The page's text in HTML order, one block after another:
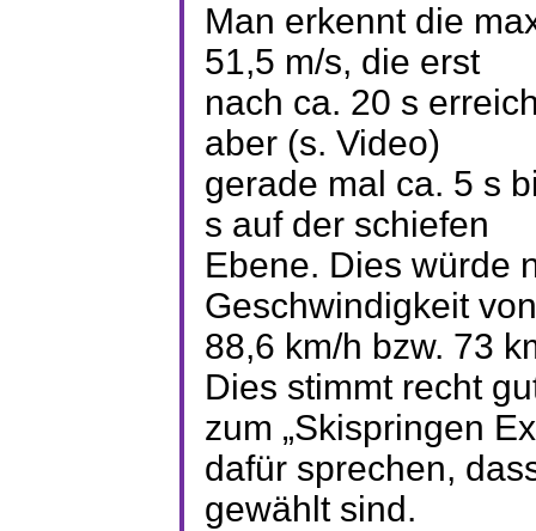
Man erkennt die
51,5 m/s, die erst
nach ca. 20 s
aber (s. Video)
gerade mal ca. 5 s
s auf der schiefen
Ebene. Dies würde
Geschwindigkeit von
88,6 km/h bzw. 73
Dies stimmt recht
zum „Skispringen
dafür sprechen,
gewählt sind.